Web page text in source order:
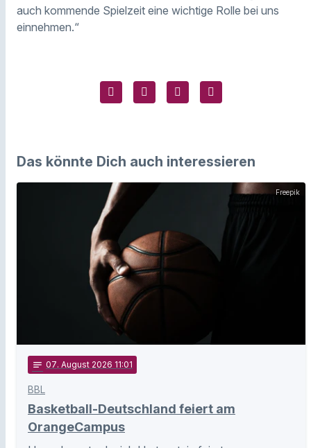
auch kommende Spielzeit eine wichtige Rolle bei uns
einnehmen.“
Das könnte Dich auch interessieren
Freepik
notes 07. August 2026 11:01
BBL
Basketball-Deutschland feiert am
OrangeCampus